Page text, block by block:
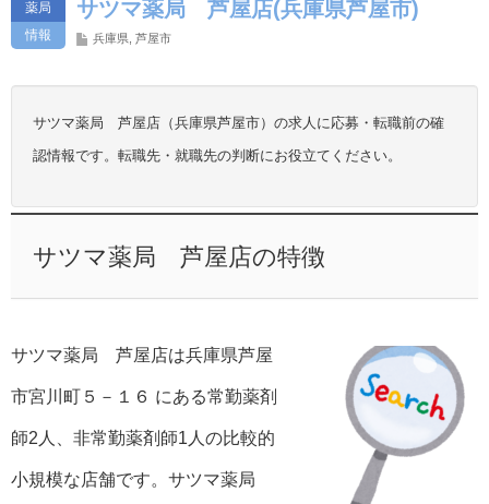
薬局
情報
サツマ薬局 芦屋店(兵庫県芦屋市)
兵庫県 芦屋市
サツマ薬局 芦屋店（兵庫県芦屋市）の求人に応募・転職前の確
認情報です。転職先・就職先の判断にお役立てください。
サツマ薬局 芦屋店の特徴
サツマ薬局 芦屋店は兵庫県芦屋
市宮川町５－１６ にある常勤薬剤
師2人、非常勤薬剤師1人の比較的
小規模な店舗です。サツマ薬局